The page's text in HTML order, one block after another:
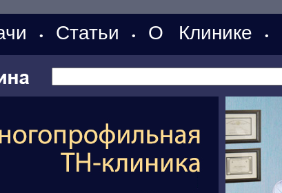
• Статьи • О Клинике •